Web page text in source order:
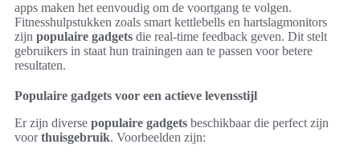
apps maken het eenvoudig om de voortgang te volgen.
Fitnesshulpstukken zoals smart kettlebells en hartslagmonitors
zijn populaire gadgets die real-time feedback geven. Dit stelt
gebruikers in staat hun trainingen aan te passen voor betere
resultaten.
Populaire gadgets voor een actieve levensstijl
Er zijn diverse populaire gadgets beschikbaar die perfect zijn
voorthuisgebruik. Voorbeelden zijn: